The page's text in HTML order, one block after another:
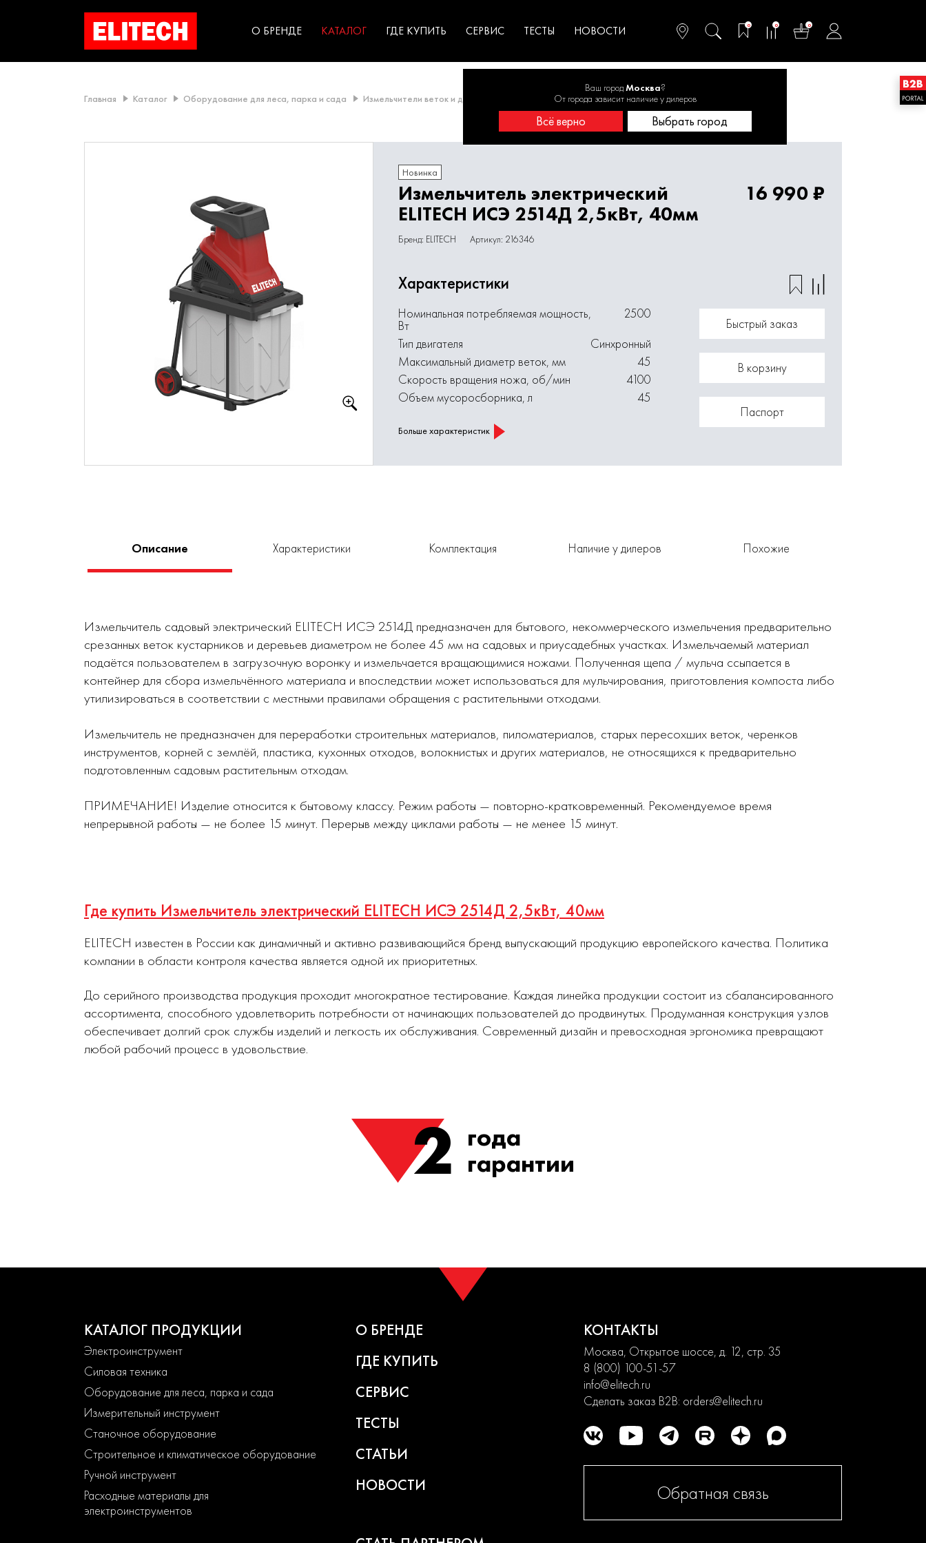
О БРЕНДЕ КАТАЛОГ садоводства
ГДЕ КУПИТЬ СЕРВИС ТЕСТЫ НОВОСТИ 0 0 0
Ваш городМосква?
От города зависит наличие у дилеров
Всё верно Выбрать город
Главная Каталог Оборудование для леса, парка и сада Измельчители веток и дровоколы Измельчитель электрический ELITECH ИСЭ 2514Д 2,5кВт, 40мм
Новинка
Измельчитель электрический
ELITECH ИСЭ 2514Д 2,5кВт, 40мм
Бренд: ELITECH Артикул: 216346
16 990 ₽
Характеристики
Номинальная потребляемая мощность,
Вт
2500
Тип двигателя
Синхронный
Максимальный диаметр веток, мм
45
Скорость вращения ножа, об/мин
4100
Объем мусоросборника, л
45
Больше характеристик
Быстрый заказ
В корзину
Паспорт
Описание Характеристики Комплектация Наличие у дилеров Похожие
Измельчитель садовый электрический ELITECH ИСЭ 2514Д предназначен для бытового, некоммерческого измельчения предварительно
срезанных веток кустарников и деревьев диаметром не более 45 мм на садовых и приусадебных участках. Измельчаемый материал
подаётся пользователем в загрузочную воронку и измельчается вращающимися ножами. Полученная щепа / мульча ссыпается в
контейнер для сбора измельчённого материала и впоследствии может использоваться для мульчирования, приготовления компоста либо
утилизироваться в соответствии с местными правилами обращения с растительными отходами.
Измельчитель не предназначен для переработки строительных материалов, пиломатериалов, старых пересохших веток, черенков
инструментов, корней с землёй, пластика, кухонных отходов, волокнистых и других материалов, не относящихся к предварительно
подготовленным садовым растительным отходам.
ПРИМЕЧАНИЕ! Изделие относится к бытовому классу. Режим работы — повторно-кратковременный. Рекомендуемое время
непрерывной работы — не более 15 минут. Перерыв между циклами работы — не менее 15 минут.
Где купить Измельчитель электрический ELITECH ИСЭ 2514Д 2,5кВт, 40мм
ELITECH известен в России как динамичный и активно развивающийся бренд выпускающий продукцию европейского качества. Политика
компании в области контроля качества является одной их приоритетных.
До серийного производства продукция проходит многократное тестирование. Каждая линейка продукции состоит из сбалансированного
ассортимента, способного удовлетворить потребности от начинающих пользователей до продвинутых. Продуманная конструкция узлов
обеспечивает долгий срок службы изделий и легкость их обслуживания. Современный дизайн и превосходная эргономика превращают
любой рабочий процесс в удовольствие.
2 года
гарантии
КАТАЛОГ ПРОДУКЦИИ
Электроинструмент
Силовая техника
Оборудование для леса, парка и сада
Измерительный инструмент
Станочное оборудование
Строительное и климатическое оборудование
Ручной инструмент
Расходные материалы для
электроинструментов
О БРЕНДЕ
ГДЕ КУПИТЬ
СЕРВИС
ТЕСТЫ
СТАТЬИ
НОВОСТИ
КОНТАКТЫ
Москва, Открытое шоссе, д. 12, стр. 35
8 (800) 100-51-57
info@elitech.ru
Сделать заказ B2B: orders@elitech.ru
Обратная связь